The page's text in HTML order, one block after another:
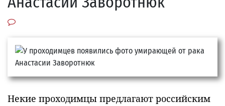
Некие проходимцы предлагают российским